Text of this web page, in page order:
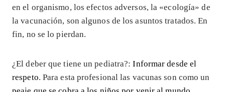
en el organismo, los efectos adversos, la «ecología» de
la vacunación, son algunos de los asuntos tratados. En
fin, no se lo pierdan.
¿El deber que tiene un pediatra?:Informar desde el
respeto. Para esta profesional las vacunas son como un